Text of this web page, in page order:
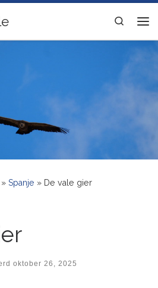
Search
» Spanje » De vale gier
oktober 26, 2025